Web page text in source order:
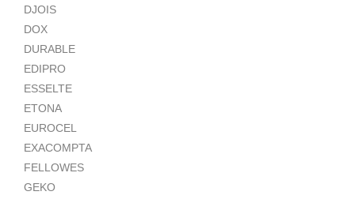
DJOIS
DOX
DURABLE
EDIPRO
ESSELTE
ETONA
EUROCEL
EXACOMPTA
FELLOWES
GEKO